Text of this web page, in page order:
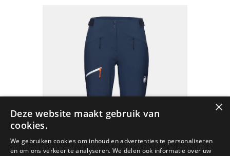
×
Deze website maakt gebruik van
cookies.
We gebruiken cookies om inhoud en advertenties te personaliseren
en om ons verkeer te analyseren. We delen ook informatie over uw